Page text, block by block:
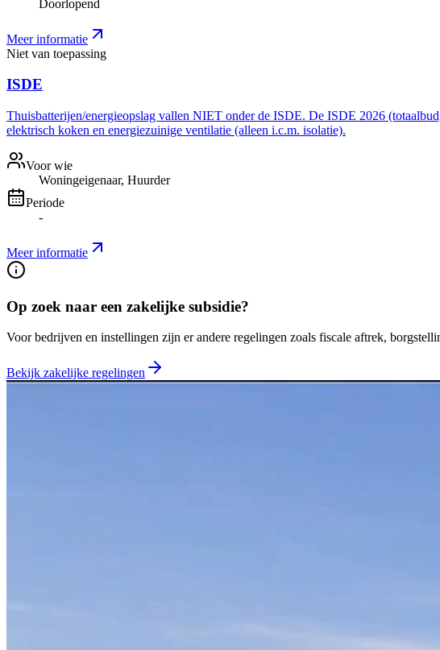
Doorlopend
Meer informatie
Niet van toepassing
ISDE
Thuisbatterijen/energieopslag vallen NIET onder de ISDE. De ISDE 2026
elektrisch koken en energiezuinige ventilatie (alleen i.c.m. isolatie).
Voor wie
Woningeigenaar, Huurder
Periode
-
Meer informatie
Op zoek naar een zakelijke subsidie?
Voor bedrijven en instellingen zijn er andere regelingen zoals fiscale aftrek,
Bekijk zakelijke regelingen